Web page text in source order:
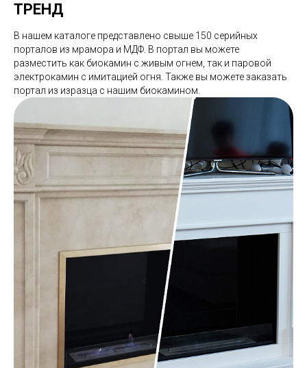
ТРЕНД
В нашем каталоге представлено свыше 150 серийных
порталов из мрамора и МДФ. В портал вы можете
разместить как биокамин с живым огнем, так и паровой
электрокамин с имитацией огня. Также вы можете заказать
портал из изразца с нашим биокамином.